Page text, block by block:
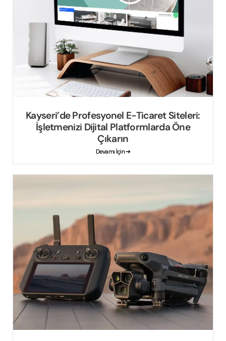
Kayseri’de Profesyonel E-Ticaret Siteleri:
İşletmenizi Dijital Platformlarda Öne
Çıkarın
Devamı İçin ➔